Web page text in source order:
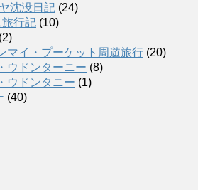
沈没日記 (24)
行記 (10)
(2)
マイ・プーケット周遊旅行 (20)
ウドンターニー (8)
ウドンタニー (1)
(40)